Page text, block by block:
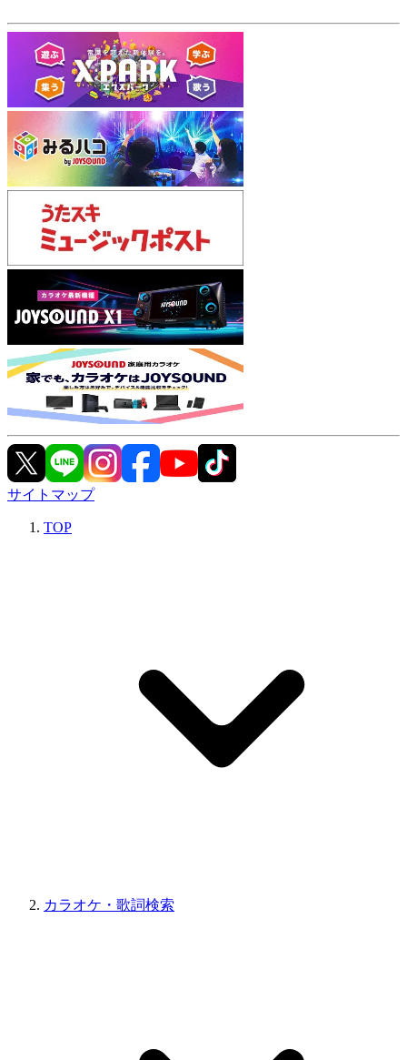
サイトマップ
TOP
カラオケ・歌詞検索